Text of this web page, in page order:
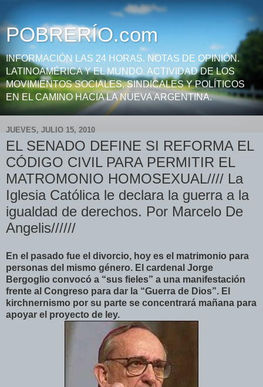
POBRERÍO.com
INFORMACIÓN LAS 24 HORAS. NOTAS DE OPINIÓN.
LATINOAMÉRICA Y EL MUNDO. ACTIVIDAD DE LOS
MOVIMIENTOS SOCIALES, SINDICALES Y POLÍTICOS
EN EL CAMINO HACIA LA NUEVA ARGENTINA.
JUEVES, JULIO 15, 2010
EL SENADO DEFINE SI REFORMA EL
CÓDIGO CIVIL PARA PERMITIR EL
MATROMONIO HOMOSEXUAL//// La
Iglesia Católica le declara la guerra a la
igualdad de derechos. Por Marcelo De
Angelis//////
En el pasado fue el divorcio, hoy es el matrimonio para
personas del mismo género. El cardenal Jorge
Bergoglio convocó a “sus fieles” a una manifestación
frente al Congreso para dar la “Guerra de Dios”. El
kirchnernismo por su parte se concentrará mañana para
apoyar el proyecto de ley.